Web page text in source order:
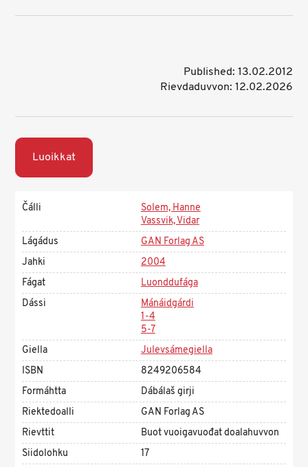
Published: 13.02.2012
Rievdaduvvon: 12.02.2026
Luoikkat
Čálli
Solem, Hanne
Vassvik, Vidar
Lágádus
GAN Forlag AS
Jahki
2004
Fágat
Luonddufága
Dássi
Mánáidgárdi
1-4
5-7
Giella
Julevsámegiella
ISBN
8249206584
Formáhtta
Dábálaš girji
Riektedoalli
GAN Forlag AS
Rievttit
Buot vuoigavuođat doalahuvvon
Siidolohku
17